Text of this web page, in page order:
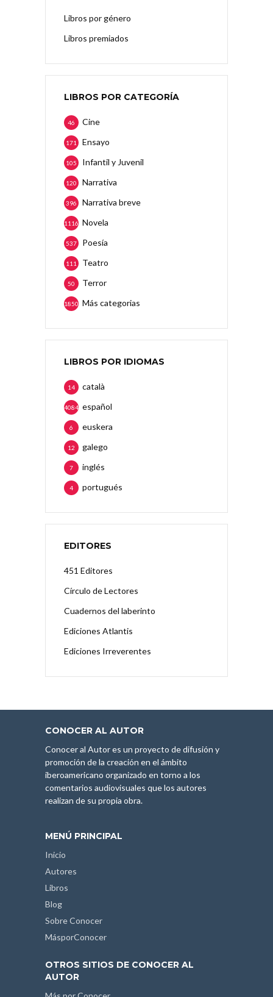
Libros por género
Libros premiados
LIBROS POR CATEGORÍA
Cine
46
Ensayo
171
Infantil y Juvenil
105
Narrativa
120
Narrativa breve
396
Novela
1116
Poesía
537
Teatro
111
Terror
50
Más categorias
1850
LIBROS POR IDIOMAS
català
14
español
4084
euskera
6
galego
12
inglés
7
portugués
4
EDITORES
451 Editores
Círculo de Lectores
Cuadernos del laberinto
Ediciones Atlantis
Ediciones Irreverentes
CONOCER AL AUTOR
Conocer al Autor es un proyecto de difusión y
promoción de la creación en el ámbito
iberoamericano organizado en torno a los
comentarios audiovisuales que los autores
realizan de su propia obra.
MENÚ PRINCIPAL
Inicio
Autores
Libros
Blog
Sobre Conocer
MásporConocer
OTROS SITIOS DE CONOCER AL
AUTOR